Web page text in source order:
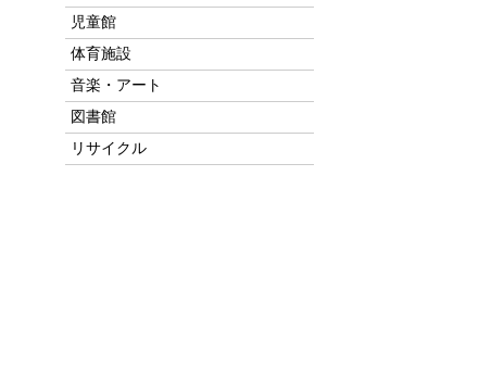
児童館
体育施設
音楽・アート
図書館
リサイクル